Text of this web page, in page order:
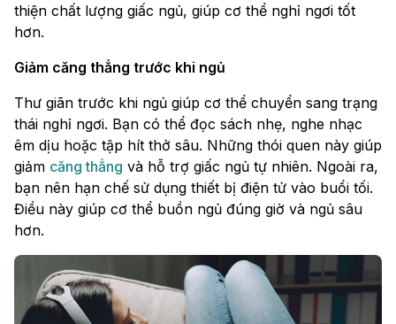
thiện chất lượng giấc ngủ, giúp cơ thể nghỉ ngơi tốt
hơn.
Giảm căng thẳng trước khi ngủ
Thư giãn trước khi ngủ giúp cơ thể chuyển sang trạng
thái nghỉ ngơi. Bạn có thể đọc sách nhẹ, nghe nhạc
êm dịu hoặc tập hít thở sâu. Những thói quen này giúp
giảm căng thẳng và hỗ trợ giấc ngủ tự nhiên. Ngoài ra,
bạn nên hạn chế sử dụng thiết bị điện tử vào buổi tối.
Điều này giúp cơ thể buồn ngủ đúng giờ và ngủ sâu
hơn.